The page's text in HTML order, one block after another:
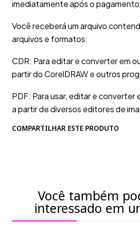
imediatamente após o
Você receberá um arquivo
arquivos e formatos:
CDR: Para editar e converter em
partir do CorelDRAW e outros
PDF: Para usar, editar e
a partir de diversos editores de
COMPARTILHAR ESTE PRODUTO
Você também
interessado em